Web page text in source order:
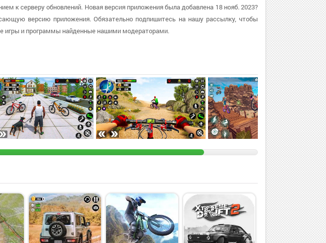
к серверу обновлений. Новая версия приложения была добавлена 18 нояб. 2023?
версию приложения. Обязательно подпишитесь на нашу рассылку, чтобы
игры и программы найденные нашими модераторами.